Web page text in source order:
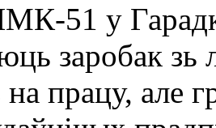
51 у
заробак зь
працу, але